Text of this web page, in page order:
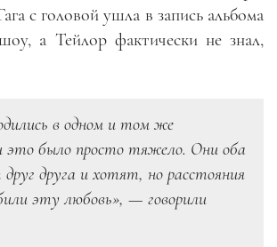
с головой ушла в запись альбома
а Тейлор фактически не знал,
в одном и том же
это было просто тяжело. Они оба
друга и хотят, но расстояния
эту любовь», — говорили